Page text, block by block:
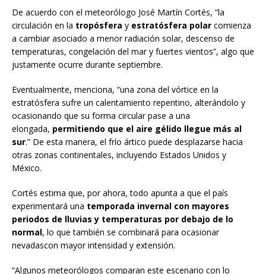
De acuerdo con el meteorólogo José Martín Cortés, “la
circulación en la tropósfera y estratósfera polar comienza
a cambiar asociado a menor radiación solar, descenso de
temperaturas, congelación del mar y fuertes vientos”, algo que
justamente ocurre durante septiembre.
Eventualmente, menciona, “una zona del vórtice en la
estratósfera sufre un calentamiento repentino, alterándolo y
ocasionando que su forma circular pase a una
elongada, permitiendo que el aire gélido llegue más al
sur.” De esta manera, el frío ártico puede desplazarse hacia
otras zonas continentales, incluyendo Estados Unidos y
México.
Cortés estima que, por ahora, todo apunta a que el país
experimentará una temporada invernal con mayores
periodos de lluvias y temperaturas por debajo de lo
normal, lo que también se combinará para ocasionar
nevadascon mayor intensidad y extensión.
“Algunos meteorólogos comparan este escenario con lo